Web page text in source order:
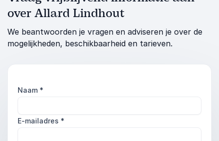
over Allard Lindhout
We beantwoorden je vragen en adviseren je over de
mogelijkheden, beschikbaarheid en tarieven.
Naam *
E-mailadres *